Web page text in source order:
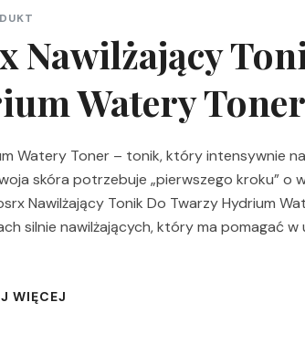
Nawilżający
Watery
Watery Toner – tonik, który intensywnie
skóra potrzebuje „pierwszego kroku” o
Nawilżający Tonik Do Twarzy Hydrium
silnie nawilżających, który ma pomagać
WIĘCEJ